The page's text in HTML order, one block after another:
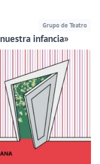
Grupo de Teatro
infancia»